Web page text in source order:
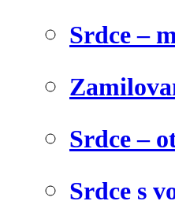
Srdce –
Srdce –
Srdce s